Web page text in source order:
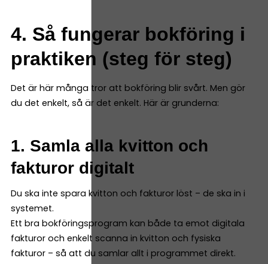
4. Så fungerar bokföring i
praktiken (steg för steg)
Det är här många tror att bokföring blir svårt. Men gör
du det enkelt, så är det enkelt. Här är grunderna:
1. Samla alla kvitton och
fakturor digitalt
Du ska inte spara kvitton och fakturor löst – de ska in i
systemet.
Ett bra bokföringsprogram kan både ta emot digitala
fakturor och enkelt scanna in kvitton och fysiska
fakturor – så att du samlar allt i programmet direkt.